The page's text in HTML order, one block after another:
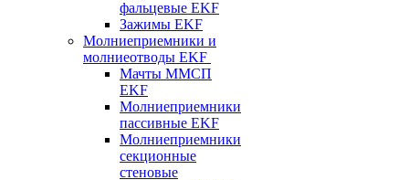
фальцевые EKF
Зажимы EKF
Молниеприемники и
молниеотводы EKF
Мачты ММСП
EKF
Молниеприемники
пассивные EKF
Молниеприемники
секционные
стеновые